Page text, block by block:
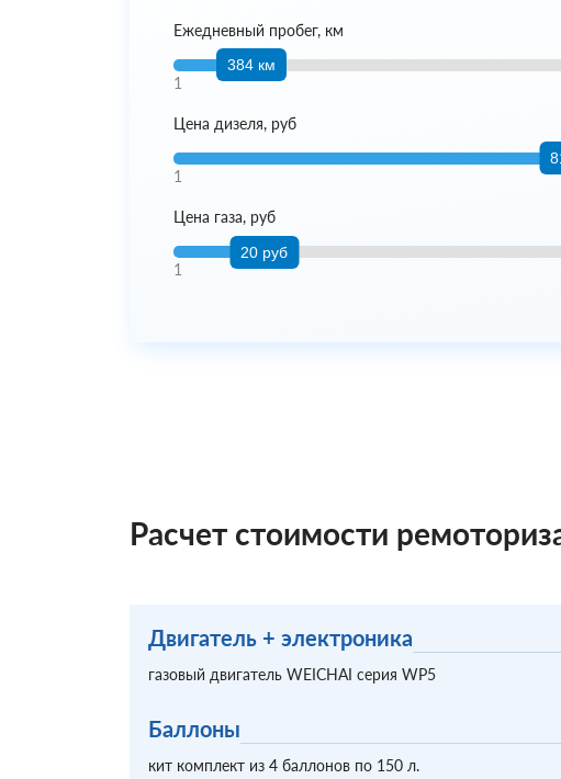
Ежедневный пробег, км
384 км
1
Цена дизеля, руб
1
Цена газа, руб
20 руб
1
Расчет стоимости
Двигатель + электроника
газовый двигатель WEICHAI серия WP5
Баллоны
кит комплект из 4 баллонов по 150 л.